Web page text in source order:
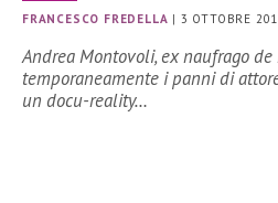
FRANCESCO FREDELLA | 3 OTTOBRE
Andrea Montovoli, ex naufrago de
temporaneamente i panni di
un docu-reality…